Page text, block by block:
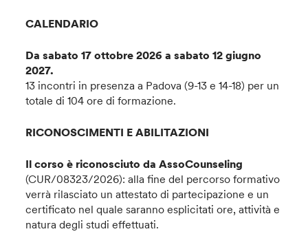
CALENDARIO
Da sabato 17 ottobre 2026 a sabato 12 giugno
2027.
13 incontri in presenza a Padova (9-13 e 14-18) per un
totale di 104 ore di formazione.
RICONOSCIMENTI E ABILITAZIONI
Il corso è riconosciuto da AssoCounseling
(CUR/08323/2026): alla fine del percorso formativo
verrà rilasciato un attestato di partecipazione e un
certificato nel quale saranno esplicitati ore, attività e
natura degli studi effettuati.